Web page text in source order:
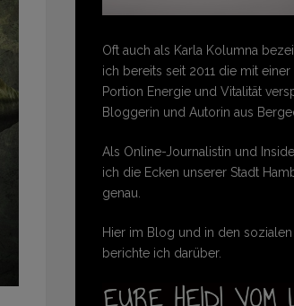
Oft auch als Karla Kolumna
ich bereits seit 2011 die mit
Portion Energie und Vitalität
Bloggerin und Autorin aus
Als Online-Journalistin und
ich die Ecken unserer Stadt
genau.
Hier im Blog und in den
berichte ich darüber.